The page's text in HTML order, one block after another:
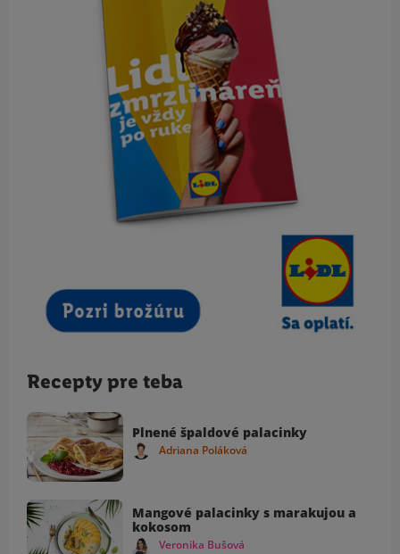
Recepty pre teba
Plnené špaldové palacinky
Adriana Poláková
Mangové palacinky s marakujou a
kokosom
Veronika Bušová